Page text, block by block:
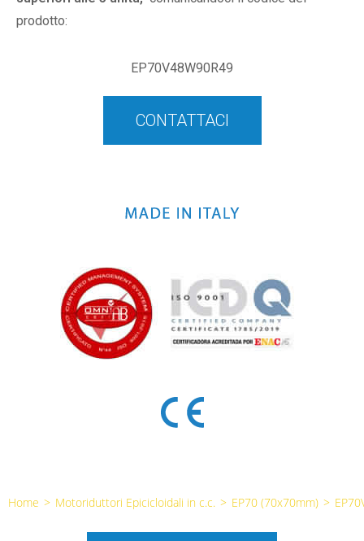
prodotto:
EP70V48W90R49
CONTATTACI
Home > Motoriduttori Epicicloidali in c.c. > EP70 (70x70mm) >